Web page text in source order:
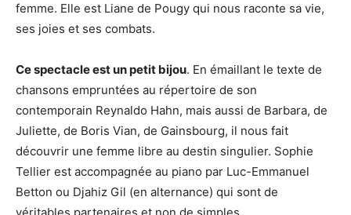
femme. Elle est Liane de Pougy qui nous raconte sa vie,
ses joies et ses combats.
Ce spectacle est un petit bijou. En émaillant le texte de
chansons empruntées au répertoire de son
contemporain Reynaldo Hahn, mais aussi de Barbara, de
Juliette, de Boris Vian, de Gainsbourg, il nous fait
découvrir une femme libre au destin singulier. Sophie
Tellier est accompagnée au piano par Luc-Emmanuel
Betton ou Djahiz Gil (en alternance) qui sont de